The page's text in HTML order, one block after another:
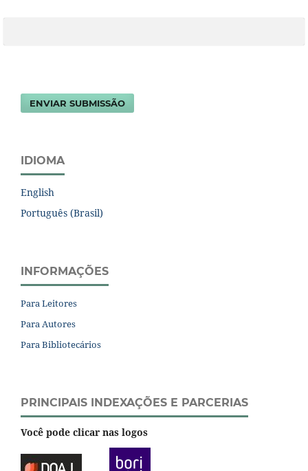
ENVIAR SUBMISSÃO
IDIOMA
English
Português (Brasil)
INFORMAÇÕES
Para Leitores
Para Autores
Para Bibliotecários
PRINCIPAIS INDEXAÇÕES E PARCERIAS
Você pode clicar nas logos